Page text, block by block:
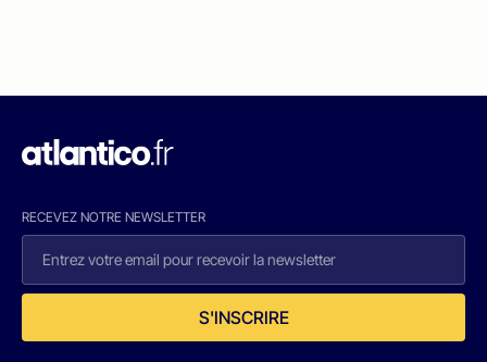
RECEVEZ NOTRE NEWSLETTER
S'INSCRIRE